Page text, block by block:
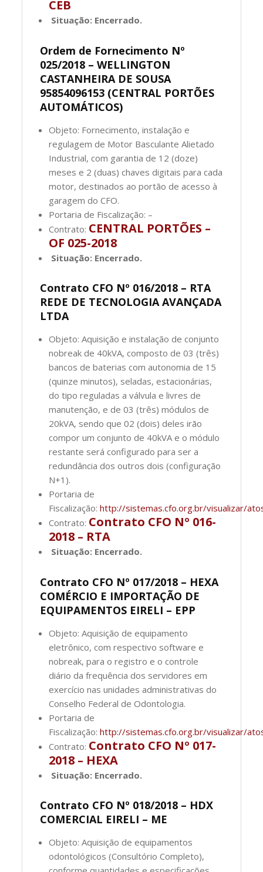
CEB
Situação: Encerrado.
Ordem de Fornecimento Nº
025/2018 – WELLINGTON
CASTANHEIRA DE SOUSA
95854096153 (CENTRAL PORTÕES
AUTOMÁTICOS)
Objeto: Fornecimento, instalação e
regulagem de Motor Basculante Alietado
Industrial, com garantia de 12 (doze)
meses e 2 (duas) chaves digitais para cada
motor, destinados ao portão de acesso à
garagem do CFO.
Portaria de Fiscalização: –
Contrato: CENTRAL PORTÕES –
OF 025-2018
Situação: Encerrado.
Contrato CFO Nº 016/2018 – RTA
REDE DE TECNOLOGIA AVANÇADA
LTDA
Objeto: Aquisição e instalação de conjunto
nobreak de 40kVA, composto de 03 (três)
bancos de baterias com autonomia de 15
(quinze minutos), seladas, estacionárias,
do tipo reguladas a válvula e livres de
manutenção, e de 03 (três) módulos de
20kVA, sendo que 02 (dois) deles irão
compor um conjunto de 40kVA e o módulo
restante será configurado para ser a
redundância dos outros dois (configuração
N+1).
Portaria de
Fiscalização:http://sistemas.cfo.org.br/visualizar/
Contrato: Contrato CFO Nº 016-
2018 – RTA
Situação: Encerrado.
Contrato CFO Nº 017/2018 – HEXA
COMÉRCIO E IMPORTAÇÃO DE
EQUIPAMENTOS EIRELI – EPP
Objeto: Aquisição de equipamento
eletrônico, com respectivo software e
nobreak, para o registro e o controle
diário da frequência dos servidores em
exercício nas unidades administrativas do
Conselho Federal de Odontologia.
Portaria de
Fiscalização:http://sistemas.cfo.org.br/visualizar/
Contrato: Contrato CFO Nº 017-
2018 – HEXA
Situação: Encerrado.
Contrato CFO Nº 018/2018 – HDX
COMERCIAL EIRELI – ME
Objeto: Aquisição de equipamentos
odontológicos (Consultório Completo),